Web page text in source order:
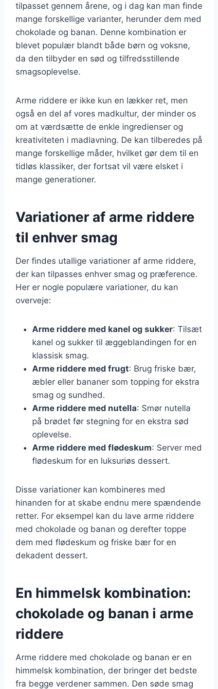
tilpasset gennem årene, og i dag kan man finde
mange forskellige varianter, herunder dem med
chokolade og banan. Denne kombination er
blevet populær blandt både børn og voksne,
da den tilbyder en sød og tilfredsstillende
smagsoplevelse.
Arme riddere er ikke kun en lækker ret, men
også en del af vores madkultur, der minder os
om at værdsætte de enkle ingredienser og
kreativiteten i madlavning. De kan tilberedes på
mange forskellige måder, hvilket gør dem til en
tidløs klassiker, der fortsat vil være elsket i
mange generationer.
Variationer af arme riddere
til enhver smag
Der findes utallige variationer af arme riddere,
der kan tilpasses enhver smag og præference.
Her er nogle populære variationer, du kan
overveje:
Arme riddere med kanel og sukker: Tilsæt
kanel og sukker til æggeblandingen for en
klassisk smag.
Arme riddere med frugt: Brug friske bær,
æbler eller bananer som topping for ekstra
smag og sundhed.
Arme riddere med nutella: Smør nutella
på brødet før stegning for en ekstra sød
oplevelse.
Arme riddere med flødeskum: Server med
flødeskum for en luksuriøs dessert.
Disse variationer kan kombineres med
hinanden for at skabe endnu mere spændende
retter. For eksempel kan du lave arme riddere
med chokolade og banan og derefter toppe
dem med flødeskum og friske bær for en
dekadent dessert.
En himmelsk kombination:
chokolade og banan i arme
riddere
Arme riddere med chokolade og banan er en
himmelsk kombination, der bringer det bedste
fra begge verdener sammen. Den søde smag